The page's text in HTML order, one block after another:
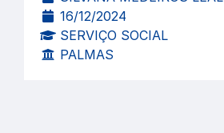
16/12/2024
SERVIÇO SOCIAL
PALMAS